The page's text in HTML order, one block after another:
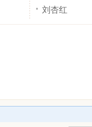
刘杏红